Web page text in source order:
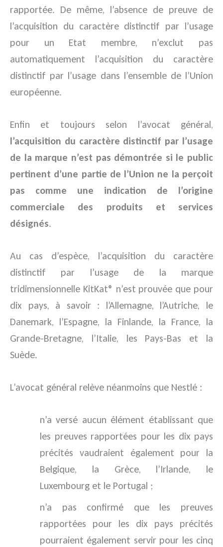
rapportée. De même, l’absence de preuve de
l’acquisition du caractère distinctif par l’usage
pour un Etat membre, n’exclut pas
automatiquement l’acquisition du caractère
distinctif par l’usage dans l’ensemble de l’Union
européenne.
Enfin et toujours selon l’avocat général,
l’acquisition du caractère distinctif par l’usage
de la marque n’est pas démontrée si le public
pertinent d’une partie de l’Union ne la perçoit
pas comme une indication de l’origine
commerciale des produits et services
désignés.
Au cas d’espèce, l’acquisition du caractère
distinctif par l’usage de la marque
tridimensionnelle KitKat® n’est prouvée que pour
dix pays, à savoir : l’Allemagne, l’Autriche, le
Danemark, l’Espagne, la Finlande, la France, la
Grande-Bretagne, l’Italie, les Pays-Bas et la
Suède.
L’avocat général relève néanmoins que Nestlé :
n’a versé aucun élément établissant que
les preuves rapportées pour les dix pays
précités vaudraient également pour la
Belgique, la Grèce, l’Irlande, le
Luxembourg et le Portugal ;
n’a pas confirmé que les preuves
rapportées pour les dix pays précités
pourraient également servir pour les cinq